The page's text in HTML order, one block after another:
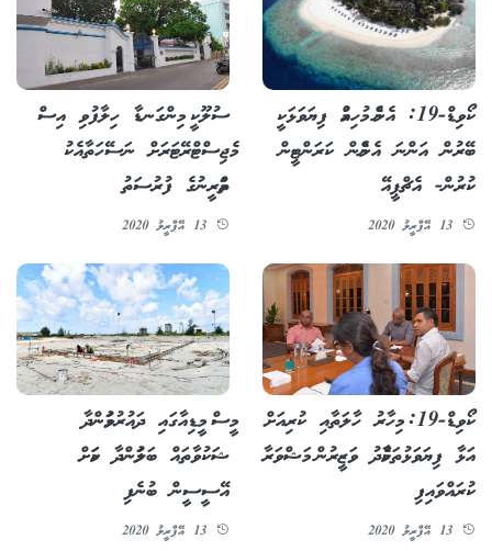
ކޯވިޑް-19: އެންމެ މުހިއްމު ފިޔަވަޅަކީ
ބޭރުން އަންނަ އެންމެން ކަރަންޓީން
ކުރުން- އެޗްޕީއޭ
ސުލޫކީ މިންގަނޑާ ހިލާފުވި އިސް
މެޖިސްޓްރޭޓަރަށް ނަސޭހަތާއެކު
ތަމްރީނުގެ ފުރުސަތު
ކޯވިޑް-19: މިހާރު ހާލަތާއި ކުރިއަށް
އަޅާ ފިޔަވަޅުތަކާމެދު ވަޒީރުން މަޝްވަރާ
ކުރައްވައިފި
މީސް މީޑިއާގައި ދައުރުވަމުންދާ
ޝަކުވާތައް ބަލަމުންދާ ކަމަށް
އޭސީސީން ބުނެފި